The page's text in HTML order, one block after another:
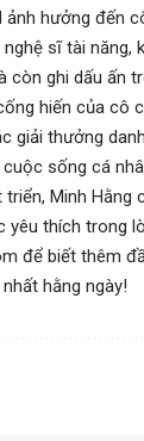
hưởng đến
sĩ tài năng,
còn ghi dấu ấn
hiến của cô
giải thưởng
sống cá
Minh Hằng
thích trong
để biết thêm
hằng ngày!